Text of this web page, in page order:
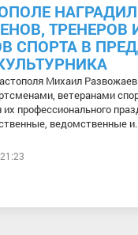
ТРЕНЕРОВ
СПОРТА В
Михаил
ветеранами
профессионального
ведомственные